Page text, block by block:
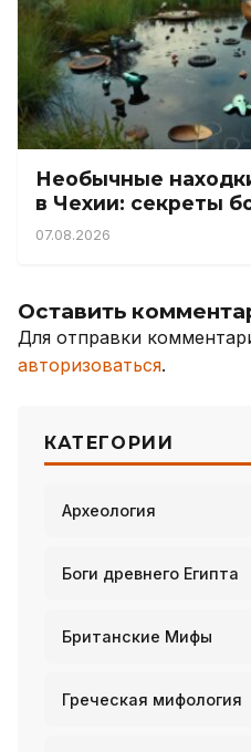
Необычные
в Чехии: секреты
07.08.2026
Оставить
Для отправки
авторизоваться.
КАТЕГОРИИ
Археология
Боги древнего Египта
Британские Мифы
Греческая мифология